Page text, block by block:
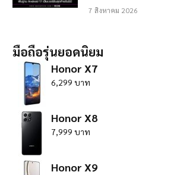
7 สิงหาคม 2026
มือถือรุ่นยอดนิยม
Honor X7
6,299 บาท
Honor X8
7,999 บาท
Honor X9